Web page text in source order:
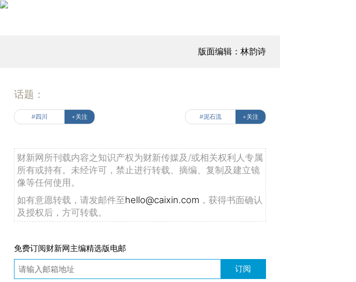
版面编辑：林韵诗
话题：
#四川 +关注 #泥石流 +关注
财新网所刊载内容之知识产权为财新传媒及/或相关权利人专属
所有或持有。未经许可，禁止进行转载、摘编、复制及建立镜
像等任何使用。
如有意愿转载，请发邮件至hello@caixin.com ，获得书面确认
及授权后，方可转载。
免费订阅财新网主编精选版电邮
订阅